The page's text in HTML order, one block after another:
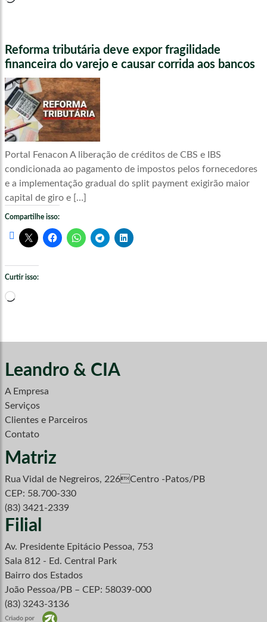
Reforma tributária deve expor fragilidade
financeira do varejo e causar corrida aos bancos
Portal Fenacon A liberação de créditos de CBS e IBS
condicionada ao pagamento de impostos pelos fornecedores
e a implementação gradual do split payment exigirão maior
capital de giro e […]
Compartilhe isso:
Curtir isso:
Carregando...
Leandro & CIA
A Empresa
Serviços
Clientes e Parceiros
Contato
Matriz
Rua Vidal de Negreiros, 226Centro -Patos/PB
CEP: 58.700-330
(83) 3421-2339
Filial
Av. Presidente Epitácio Pessoa, 753
Sala 812 - Ed. Central Park
Bairro dos Estados
João Pessoa/PB – CEP: 58039-000
(83) 3243-3136